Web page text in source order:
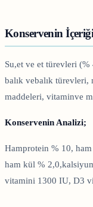
Konservenin
Su,et ve et türevleri (%
balık vebalık türevleri,
maddeleri, vitaminve
Konservenin Analizi;
Hamprotein % 10,
ham kül %
vitamini 1300 IU, D3